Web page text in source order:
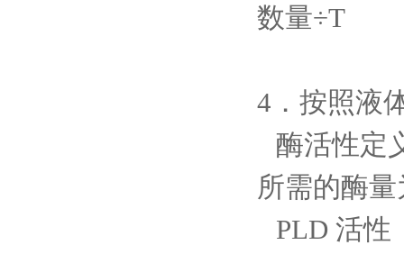
数量÷T
4．按照液
酶活性定
所需的酶
PLD 活性